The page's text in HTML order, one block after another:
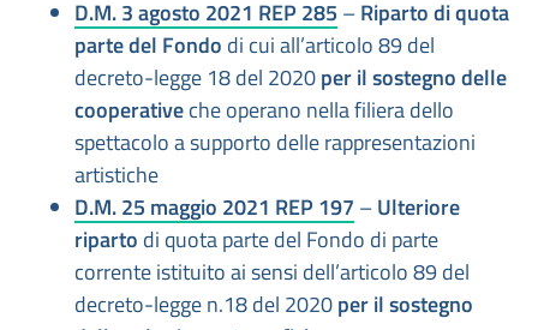
D.M. 3 agosto 2021 REP 285 –Riparto di quota
parte del Fondo di cui all’articolo 89 del
decreto-legge 18 del 2020per il sostegno delle
cooperativeche operano nella filiera dello
spettacolo a supporto delle rappresentazioni
artistiche
D.M. 25 maggio 2021 REP 197 –Ulteriore
riparto di quota parte del Fondo di parte
corrente istituito ai sensi dell’articolo 89 del
decreto-legge n.18 del 2020per il sostegno